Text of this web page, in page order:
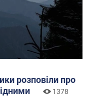
розповіли про
1378